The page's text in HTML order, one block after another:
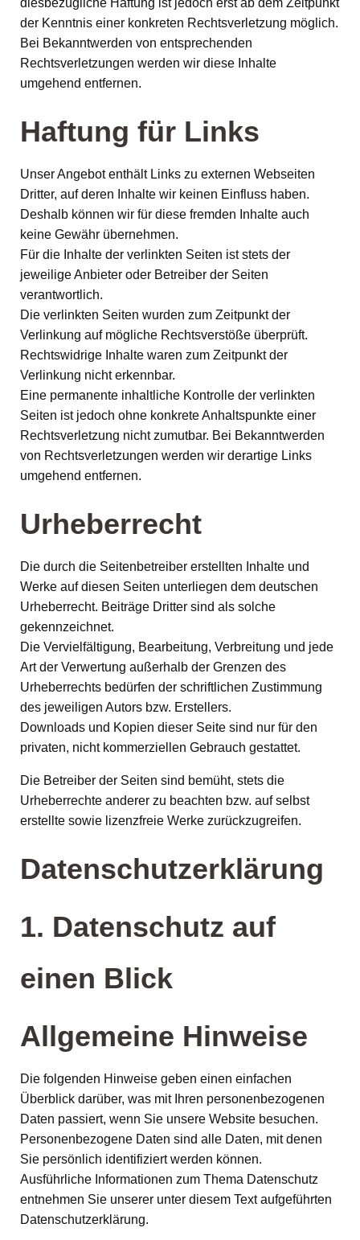
diesbezügliche Haftung ist jedoch erst ab dem Zeitpunkt
der Kenntnis einer konkreten Rechtsverletzung möglich.
Bei Bekanntwerden von entsprechenden
Rechtsverletzungen werden wir diese Inhalte
umgehend entfernen.
Haftung für Links
Unser Angebot enthält Links zu externen Webseiten
Dritter, auf deren Inhalte wir keinen Einfluss haben.
Deshalb können wir für diese fremden Inhalte auch
keine Gewähr übernehmen.
Für die Inhalte der verlinkten Seiten ist stets der
jeweilige Anbieter oder Betreiber der Seiten
verantwortlich.
Die verlinkten Seiten wurden zum Zeitpunkt der
Verlinkung auf mögliche Rechtsverstöße überprüft.
Rechtswidrige Inhalte waren zum Zeitpunkt der
Verlinkung nicht erkennbar.
Eine permanente inhaltliche Kontrolle der verlinkten
Seiten ist jedoch ohne konkrete Anhaltspunkte einer
Rechtsverletzung nicht zumutbar. Bei Bekanntwerden
von Rechtsverletzungen werden wir derartige Links
umgehend entfernen.
Urheberrecht
Die durch die Seitenbetreiber erstellten Inhalte und
Werke auf diesen Seiten unterliegen dem deutschen
Urheberrecht. Beiträge Dritter sind als solche
gekennzeichnet.
Die Vervielfältigung, Bearbeitung, Verbreitung und jede
Art der Verwertung außerhalb der Grenzen des
Urheberrechts bedürfen der schriftlichen Zustimmung
des jeweiligen Autors bzw. Erstellers.
Downloads und Kopien dieser Seite sind nur für den
privaten, nicht kommerziellen Gebrauch gestattet.
Die Betreiber der Seiten sind bemüht, stets die
Urheberrechte anderer zu beachten bzw. auf selbst
erstellte sowie lizenzfreie Werke zurückzugreifen.
Datenschutzerklärung
1. Datenschutz auf
einen Blick
Allgemeine Hinweise
Die folgenden Hinweise geben einen einfachen
Überblick darüber, was mit Ihren personenbezogenen
Daten passiert, wenn Sie unsere Website besuchen.
Personenbezogene Daten sind alle Daten, mit denen
Sie persönlich identifiziert werden können.
Ausführliche Informationen zum Thema Datenschutz
entnehmen Sie unserer unter diesem Text aufgeführten
Datenschutzerklärung.